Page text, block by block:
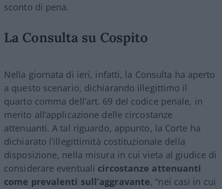
sconto di pena.
La Consulta su Cospito
Nella giornata di ieri, infatti, la Consulta ha aperto
a questo scenario, dichiarando illegittimo il
quarto comma dell’art. 69 del codice penale, in
merito all’applicazione delle circostanze
attenuanti. A tal riguardo, appunto, la Corte ha
dichiarato l’illegittimità costituzionale della
disposizione, nella misura in cui vieta al giudice di
considerare eventuali circostanze attenuanti
come prevalenti sull’aggravante, “nei casi in cui